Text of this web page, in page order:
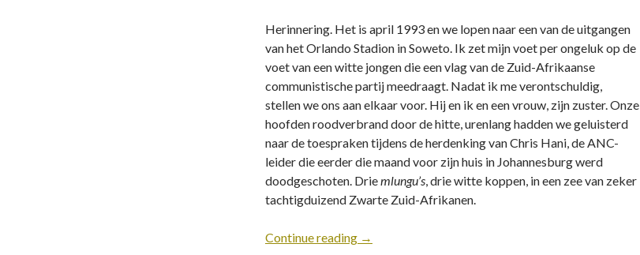
Herinnering. Het is april 1993 en we lopen naar een van de uitgangen
van het Orlando Stadion in Soweto. Ik zet mijn voet per ongeluk op de
voet van een witte jongen die een vlag van de Zuid-Afrikaanse
communistische partij meedraagt. Nadat ik me verontschuldig,
stellen we ons aan elkaar voor. Hij en ik en een vrouw, zijn zuster. Onze
hoofden roodverbrand door de hitte, urenlang hadden we geluisterd
naar de toespraken tijdens de herdenking van Chris Hani, de ANC-
leider die eerder die maand voor zijn huis in Johannesburg werd
doodgeschoten. Driemlungu’s, drie witte koppen, in een zee van zeker
tachtigduizend Zwarte Zuid-Afrikanen.
Continue reading →